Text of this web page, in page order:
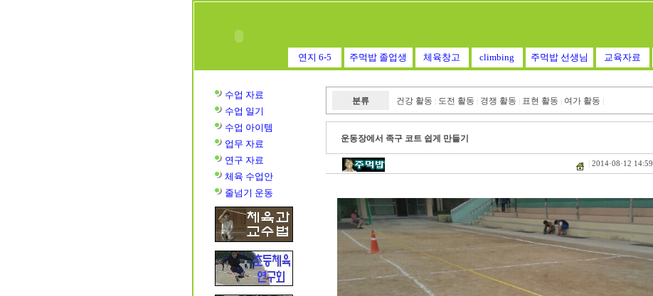
연지 6-5 주먹밥 졸업생 체육창고 climbing 주먹밥 선생님 교육자료
수업 자료
수업 일기
수업 아이템
업무 자료
연구 자료
체육 수업안
줄넘기 운동
분류 건강 활동 도전 활동 경쟁 활동 표현 활동 여가 활동
운동장에서 족구 코트 쉽게 만들기
2014·08·12 14:59